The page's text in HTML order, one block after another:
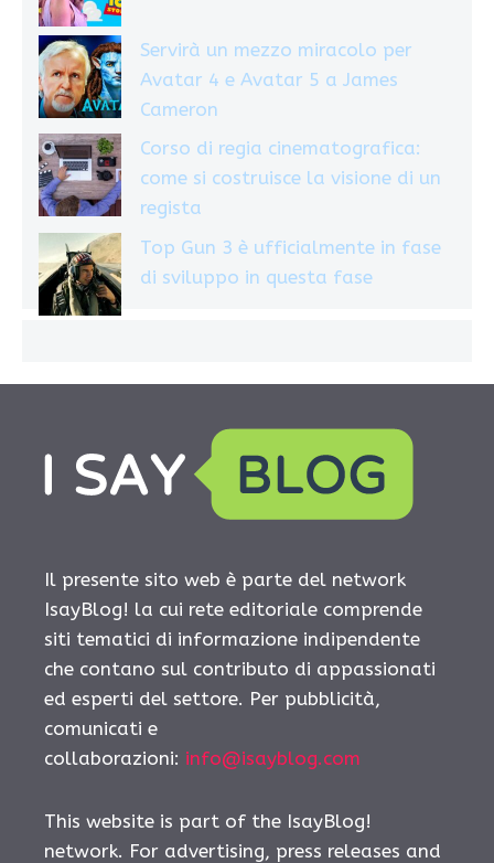
Servirà un mezzo miracolo per
Avatar 4 e Avatar 5 a James
Cameron
Corso di regia cinematografica:
come si costruisce la visione di un
regista
Top Gun 3 è ufficialmente in fase
di sviluppo in questa fase
Il presente sito web è parte del network
IsayBlog! la cui rete editoriale comprende
siti tematici di informazione indipendente
che contano sul contributo di appassionati
ed esperti del settore. Per pubblicità,
comunicati e
collaborazioni: info@isayblog.com
This website is part of the IsayBlog!
network. For advertising, press releases and